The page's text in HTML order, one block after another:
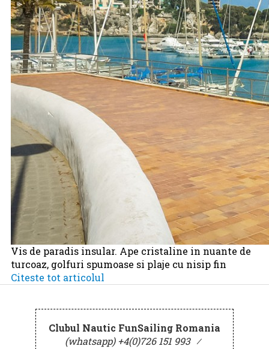
Vis de paradis insular. Ape cristaline in nuante de
turcoaz, golfuri spumoase si plaje cu nisip fin
Citeste tot articolul
Clubul Nautic FunSailing Romania
(whatsapp) +4(0)726 151 993 ⁄